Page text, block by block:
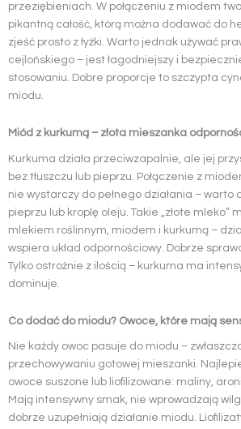
przeziębieniach. W połączeniu z miodem
pikantną całość, którą można dodawać do
zjeść prosto z łyżki. Warto jednak używać
cejlońskiego – jest łagodniejszy i
stosowaniu. Dobre proporcje to szczypta
miodu.
Miód z kurkumą – złota mieszanka
Kurkuma działa przeciwzapalnie, ale jej
bez tłuszczu lub pieprzu. Połączenie z
nie wystarczy do pełnego działania – warto
pieprzu lub kroplę oleju. Takie „złote mleko”
mlekiem roślinnym, miodem i kurkumą –
wspiera układ odpornościowy. Dobrze
Tylko ostrożnie z ilością – kurkuma ma
dominuje.
Co dodać do miodu? Owoce, które mają
Nie każdy owoc pasuje do miodu –
przechowywaniu gotowej mieszanki.
owoce suszone lub liofilizowane: maliny,
Mają intensywny smak, nie wprowadzają
dobrze uzupełniają działanie miodu.